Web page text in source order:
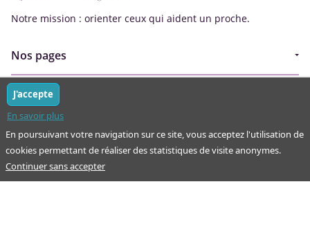
Notre mission : orienter ceux qui aident un proche.
Nos pages
Guide
Articles - Ma vie d'aidant
Aides financières et congés
Annuaire
Simulateur
À propos
Espace partenaire
Qui sommes-nous ?
Plan du site
En poursuivant votre navigation sur ce site, vous acceptez l'utilisation de
cookies permettant de réaliser des statistiques de visite anonymes.
En savoir plus
J'accepte
Continuer sans accepter